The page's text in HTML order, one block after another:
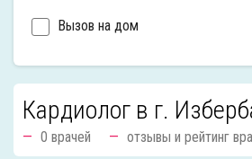
Вызов на дом
Кардиолог в г.
0 врачей отзывы и рейтинг